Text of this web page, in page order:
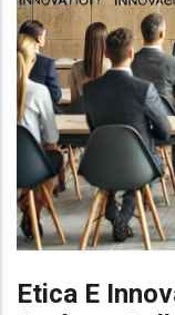
Etica E